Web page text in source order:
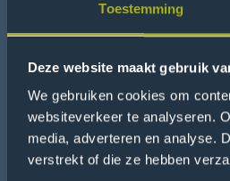
Toestemming
Deze website maakt gebruik
We gebruiken cookies om
websiteverkeer te analyseren.
media, adverteren en analyse.
verstrekt of die ze hebben
Duur